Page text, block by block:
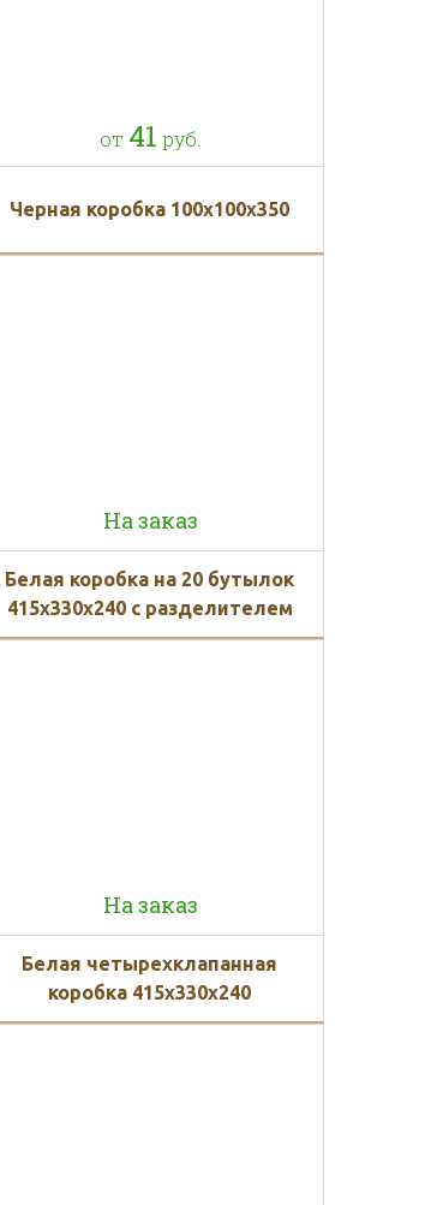
от 41 руб.
Черная коробка 100x100x350
На заказ
Белая коробка на 20 бутылок
415x330x240 с разделителем
На заказ
Белая четырехклапанная
коробка 415x330x240